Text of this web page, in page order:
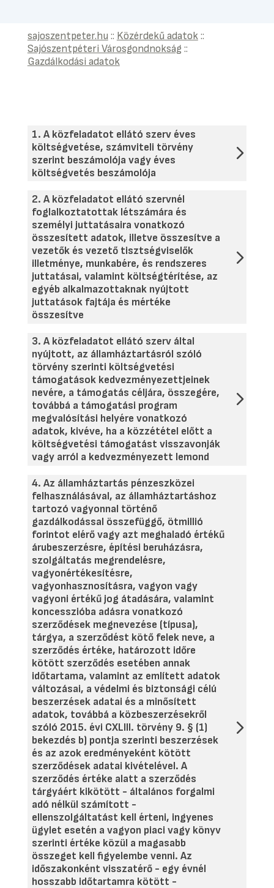
sajoszentpeter.hu:: Közérdekű adatok::
Sajószentpéteri Városgondnokság ::
Gazdálkodási adatok
1. A közfeladatot ellátó szerv éves
költségvetése, számviteli törvény
szerint beszámolója vagy éves
költségvetés beszámolója
2. A közfeladatot ellátó szervnél
foglalkoztatottak létszámára és
személyi juttatásaira vonatkozó
összesített adatok, illetve összesítve a
vezetők és vezető tisztségviselők
illetménye, munkabére, és rendszeres
juttatásai, valamint költségtérítése, az
egyéb alkalmazottaknak nyújtott
juttatások fajtája és mértéke
összesítve
3. A közfeladatot ellátó szerv által
nyújtott, az államháztartásról szóló
törvény szerinti költségvetési
támogatások kedvezményezettjeinek
nevére, a támogatás céljára, összegére,
továbbá a támogatási program
megvalósítási helyére vonatkozó
adatok, kivéve, ha a közzététel előtt a
költségvetési támogatást visszavonják
vagy arról a kedvezményezett lemond
4. Az államháztartás pénzeszközei
felhasználásával, az államháztartáshoz
tartozó vagyonnal történő
gazdálkodással összefüggő, ötmillió
forintot elérő vagy azt meghaladó értékű
árubeszerzésre, építési beruházásra,
szolgáltatás megrendelésre,
vagyonértékesítésre,
vagyonhasznosításra, vagyon vagy
vagyoni értékű jog átadására, valamint
koncesszióba adásra vonatkozó
szerződések megnevezése (típusa),
tárgya, a szerződést kötő felek neve, a
szerződés értéke, határozott időre
kötött szerződés esetében annak
időtartama, valamint az említett adatok
változásai, a védelmi és biztonsági célú
beszerzések adatai és a minősített
adatok, továbbá a közbeszerzésekről
szóló 2015. évi CXLIII. törvény 9. § (1)
bekezdés b) pontja szerinti beszerzések
és az azok eredményeként kötött
szerződések adatai kivételével. A
szerződés értéke alatt a szerződés
tárgyáért kikötött - általános forgalmi
adó nélkül számított -
ellenszolgáltatást kell érteni, ingyenes
ügylet esetén a vagyon piaci vagy könyv
szerinti értéke közül a magasabb
összeget kell figyelembe venni. Az
időszakonként visszatérő - egy évnél
hosszabb időtartamra kötött -